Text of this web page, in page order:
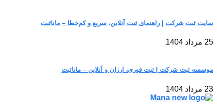
سایت ثبت شرکت | راهنمای ثبت آنلاین، سریع و کم‌خطا – مانا‌ثبت
25 مرداد 1404
موسسه ثبت شرکت | ثبت فوری، ارزان و آنلاین – مانا‌ثبت
23 مرداد 1404